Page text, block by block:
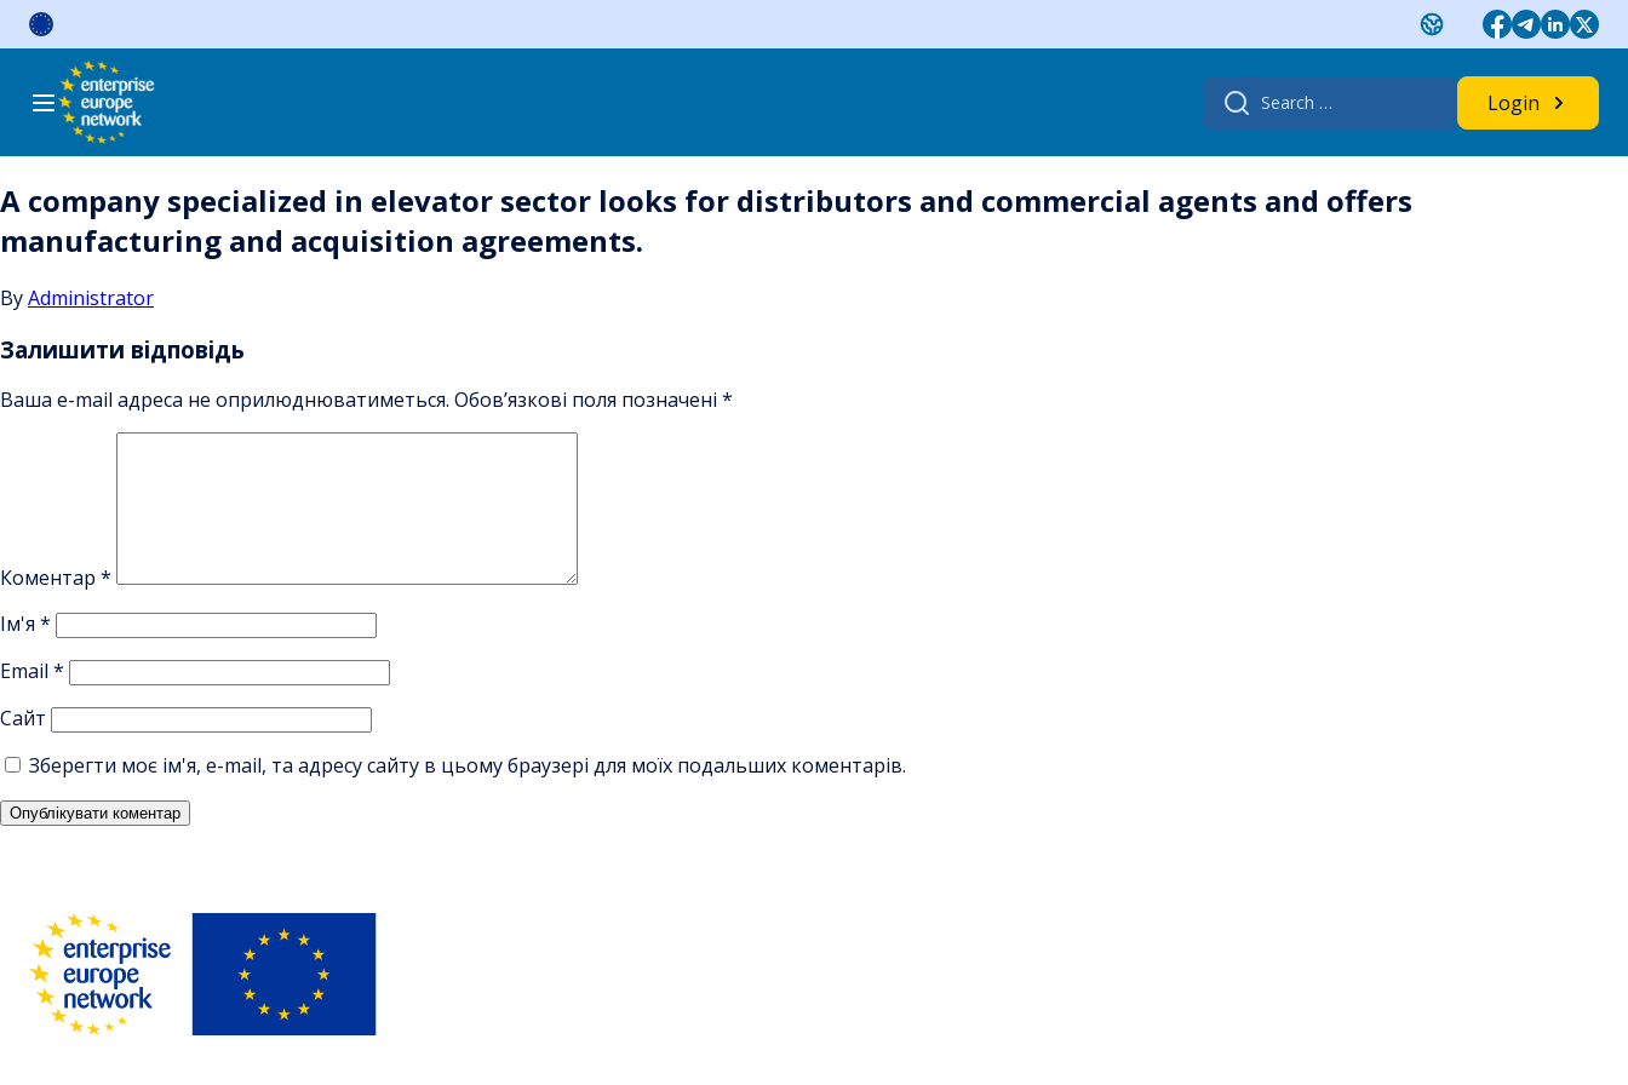
Skip
Search
for:
Login
A company specialized in elevator sector looks for distributors and commercial agents and offers
manufacturing and acquisition agreements.
ByAdministrator
Залишити відповідь
Ваша e-mail адреса не оприлюднюватиметься. Обов’язкові поля позначені *
Коментар *
Ім'я *
Email *
Сайт
Зберегти моє ім'я, e-mail, та адресу сайту в цьому браузері для моїх подальших коментарів.